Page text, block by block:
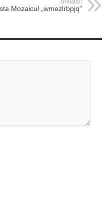
Urmator:
Mozaicul „wmezlrbpjq”